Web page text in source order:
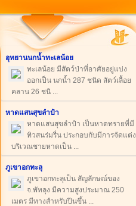
อุทยานนกน้ำทะเลน้อย
ทะเลน้อย มีสัตว์ป่าที่อาศัยอยู่แบ่ง
ออกเป็น นกน้ำ 287 ชนิด สัตว์เลื้อย
คลาน 26 ชนิ ...
หาดแสนสุขลำปำ
หาดแสนสุขลำปำ เป็นหาดทรายที่มี
ทิวสนร่มรื่น ประกอบกับมีการจัดแต่ง
บริเวณชายหาดเป็น ...
ภูเขาอกทะลุ
ภูเขาอกทะลุเป็น สัญลักษณ์ของ
จ.พัทลุง มีความสูงประมาณ 250
เมตร มีทางสำหรับปีนขึ้น ...